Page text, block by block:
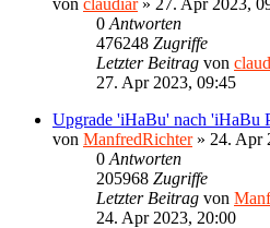
0 Antworten
476248 Zugriffe
Letzter Beitrag von
27. Apr 2023, 09:45
Upgrade 'iHaBu' nach 'iHaBu
von ManfredRichter» 24. Apr
0 Antworten
205968 Zugriffe
Letzter Beitrag von
24. Apr 2023, 20:00